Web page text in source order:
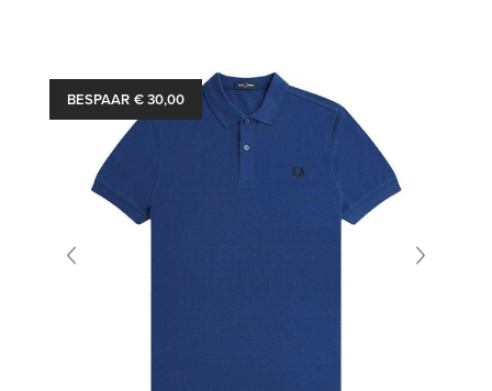
BESPAAR € 30,00